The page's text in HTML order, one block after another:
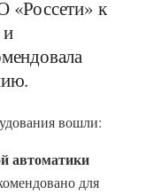
«Россети» к
вошли:
автоматики
для